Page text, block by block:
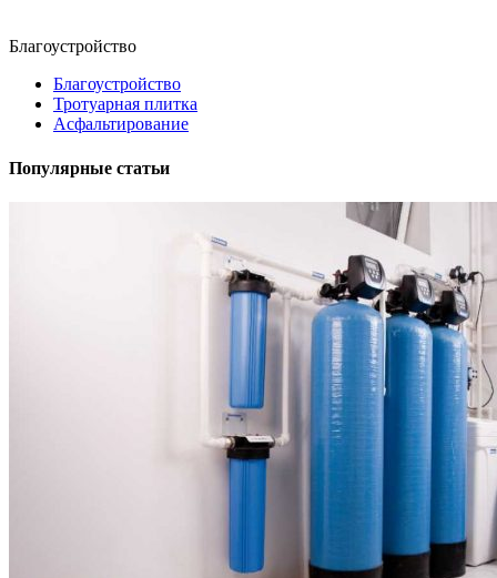
Благоустройство
Благоустройство
Тротуарная плитка
Асфальтирование
Популярные статьи